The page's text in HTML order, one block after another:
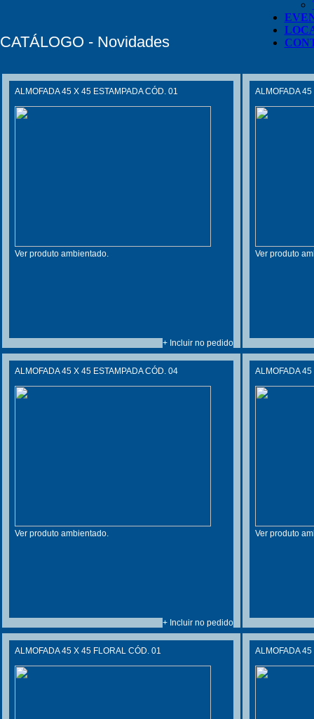
CATÁLOGO - Novidades
ALMOFADA 45 X 45 ESTAMPADA CÓD. 01
Ver produto ambientado.
+ Incluir no pedido
ALMOFADA
Ver produto
ALMOFADA 45 X 45 ESTAMPADA CÓD. 04
Ver produto ambientado.
+ Incluir no pedido
ALMOFADA
Ver produto
ALMOFADA 45 X 45 FLORAL CÓD. 01 ALMOFADA